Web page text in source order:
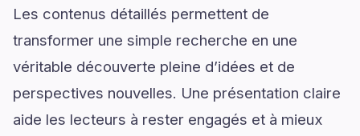
Les contenus détaillés permettent de
transformer une simple recherche en une
véritable découverte pleine d’idées et de
perspectives nouvelles. Une présentation claire
aide les lecteurs à rester engagés et à mieux